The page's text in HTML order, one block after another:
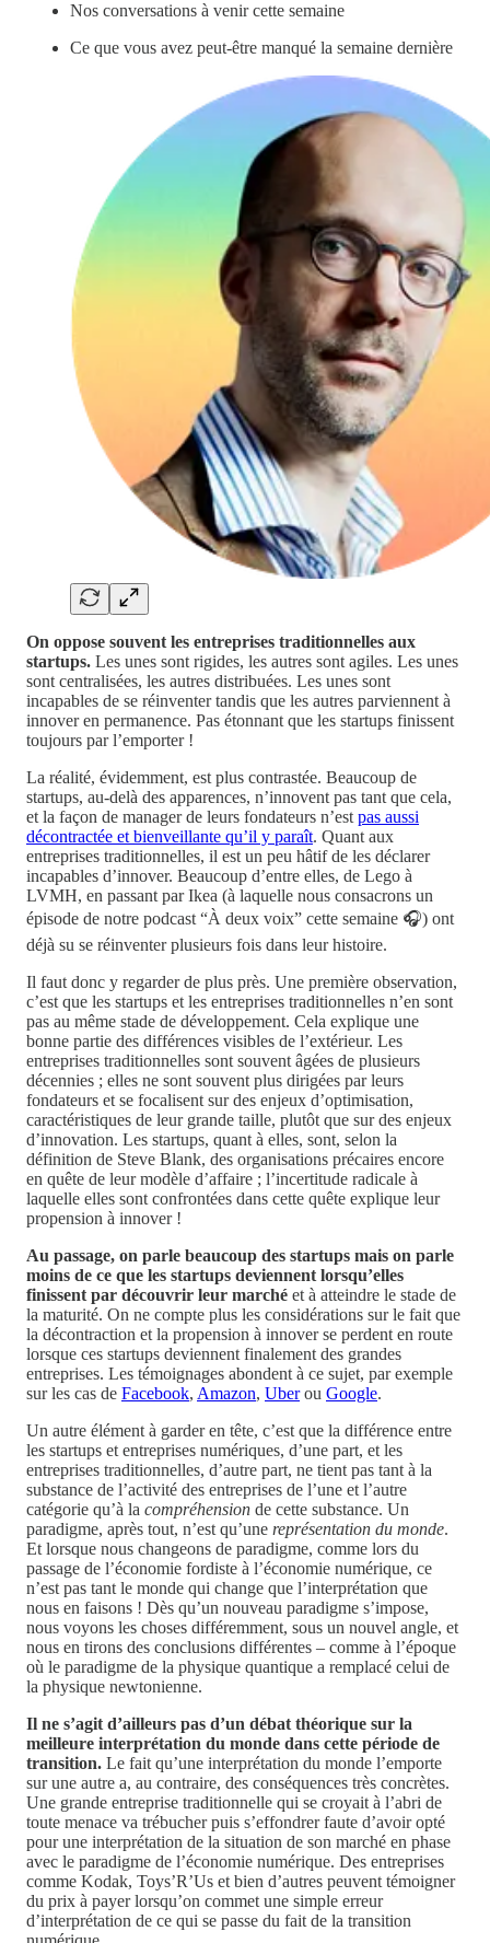
Nos conversations à venir cette semaine
Ce que vous avez peut-être manqué la semaine dernière
On oppose souvent les entreprises traditionnelles aux
startups. Les unes sont rigides, les autres sont agiles. Les unes
sont centralisées, les autres distribuées. Les unes sont
incapables de se réinventer tandis que les autres parviennent à
innover en permanence. Pas étonnant que les startups finissent
toujours par l’emporter !
La réalité, évidemment, est plus contrastée. Beaucoup de
startups, au-delà des apparences, n’innovent pas tant que cela,
et la façon de manager de leurs fondateurs n’est pas aussi
décontractée et bienveillante qu’il y paraît. Quant aux
entreprises traditionnelles, il est un peu hâtif de les déclarer
incapables d’innover. Beaucoup d’entre elles, de Lego à
LVMH, en passant par Ikea (à laquelle nous consacrons un
épisode de notre podcast “À deux voix” cette semaine 🎧) ont
déjà su se réinventer plusieurs fois dans leur histoire.
Il faut donc y regarder de plus près. Une première observation,
c’est que les startups et les entreprises traditionnelles n’en sont
pas au même stade de développement. Cela explique une
bonne partie des différences visibles de l’extérieur. Les
entreprises traditionnelles sont souvent âgées de plusieurs
décennies ; elles ne sont souvent plus dirigées par leurs
fondateurs et se focalisent sur des enjeux d’optimisation,
caractéristiques de leur grande taille, plutôt que sur des enjeux
d’innovation. Les startups, quant à elles, sont, selon la
définition de Steve Blank, des organisations précaires encore
en quête de leur modèle d’affaire ; l’incertitude radicale à
laquelle elles sont confrontées dans cette quête explique leur
propension à innover !
Au passage, on parle beaucoup des startups mais on parle
moins de ce que les startups deviennent lorsqu’elles
finissent par découvrir leur marché et à atteindre le stade de
la maturité. On ne compte plus les considérations sur le fait que
la décontraction et la propension à innover se perdent en route
lorsque ces startups deviennent finalement des grandes
entreprises. Les témoignages abondent à ce sujet, par exemple
sur les cas de Facebook, Amazon, Uberou Google.
Un autre élément à garder en tête, c’est que la différence entre
les startups et entreprises numériques, d’une part, et les
entreprises traditionnelles, d’autre part, ne tient pas tant à la
substance de l’activité des entreprises de l’une et l’autre
catégorie qu’à la compréhension de cette substance. Un
paradigme, après tout, n’est qu’une représentation du monde.
Et lorsque nous changeons de paradigme, comme lors du
passage de l’économie fordiste à l’économie numérique, ce
n’est pas tant le monde qui change que l’interprétation que
nous en faisons ! Dès qu’un nouveau paradigme s’impose,
nous voyons les choses différemment, sous un nouvel angle, et
nous en tirons des conclusions différentes – comme à l’époque
où le paradigme de la physique quantique a remplacé celui de
la physique newtonienne.
Il ne s’agit d’ailleurs pas d’un débat théorique sur la
meilleure interprétation du monde dans cette période de
transition. Le fait qu’une interprétation du monde l’emporte
sur une autre a, au contraire, des conséquences très concrètes.
Une grande entreprise traditionnelle qui se croyait à l’abri de
toute menace va trébucher puis s’effondrer faute d’avoir opté
pour une interprétation de la situation de son marché en phase
avec le paradigme de l’économie numérique. Des entreprises
comme Kodak, Toys’R’Us et bien d’autres peuvent témoigner
du prix à payer lorsqu’on commet une simple erreur
d’interprétation de ce qui se passe du fait de la transition